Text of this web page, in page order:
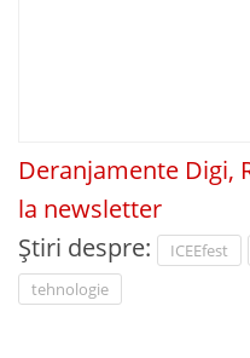
Deranjamente Digi,
la newsletter
Știri despre:
ICEEfest
tehnologie